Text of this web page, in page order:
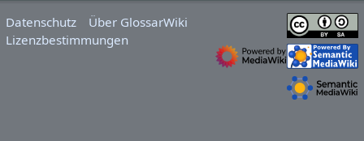
Datenschutz
Über GlossarWiki
Lizenzbestimmungen